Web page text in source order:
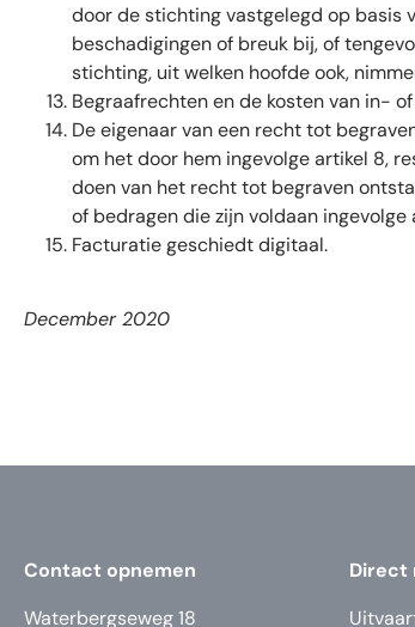
door de stichting vastgelegd op basis
beschadigingen of breuk bij, of
stichting, uit welken hoofde ook,
Begraafrechten en de kosten van in-
De eigenaar van een recht tot
om het door hem ingevolge artikel 8,
doen van het recht tot begraven
of bedragen die zijn voldaan ingevolge
Facturatie geschiedt digitaal.
December 2020
Contact opnemen
Waterbergseweg 18
Direct